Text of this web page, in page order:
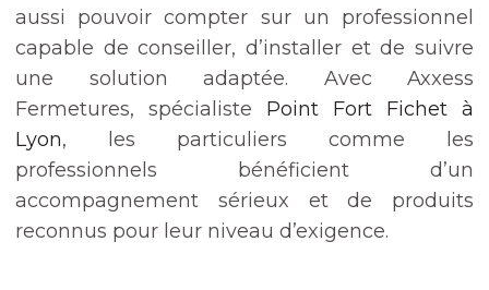
aussi pouvoir compter sur un professionnel
capable de conseiller, d’installer et de suivre
une solution adaptée. Avec Axxess
Fermetures, spécialiste Point Fort Fichet à
Lyon, les particuliers comme les
professionnels bénéficient d’un
accompagnement sérieux et de produits
reconnus pour leur niveau d’exigence.
Nécessaire
Ces cookies ne
sont pas
facultatifs. Ils
sont nécessaires
au
fonctionnement
du site Web.